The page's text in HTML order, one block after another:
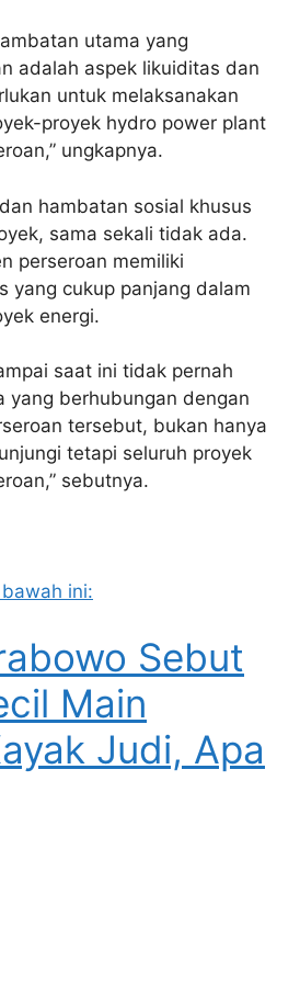
utama yang
adalah aspek likuiditas dan
untuk melaksanakan
proyek hydro power plant
ungkapnya.
hambatan sosial khusus
sama sekali tidak ada.
perseroan memiliki
yang cukup panjang dalam
energi.
saat ini tidak pernah
yang berhubungan dengan
tersebut, bukan hanya
tetapi seluruh proyek
sebutnya.
ini:
Sebut
Main
Judi, Apa